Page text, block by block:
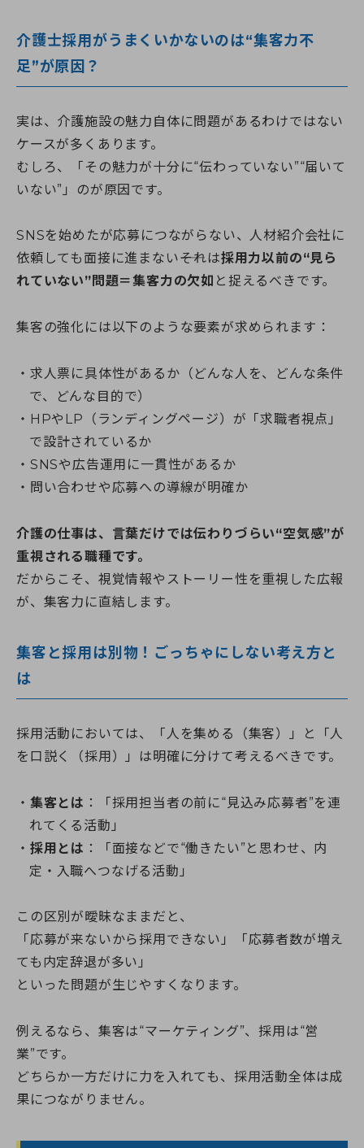
介護士採用がうまくいかないのは“集客力不
足”が原因？
実は、介護施設の魅力自体に問題があるわけではない
ケースが多くあります。
むしろ、「その魅力が十分に“伝わっていない”“届いて
いない”」のが原因です。
SNSを始めたが応募につながらない、人材紹介会社に
依頼しても面接に進まない――それは採用力以前の“見ら
れていない”問題＝集客力の欠如 と捉えるべきです。
集客の強化には以下のような要素が求められます：
求人票に具体性があるか（どんな人を、どんな条件
で、どんな目的で）
HPやLP（ランディングページ）が「求職者視点」
で設計されているか
SNSや広告運用に一貫性があるか
問い合わせや応募への導線が明確か
介護の仕事は、言葉だけでは伝わりづらい“空気感”が
重視される職種です。
だからこそ、視覚情報やストーリー性を重視した広報
が、集客力に直結します。
集客と採用は別物！ごっちゃにしない考え方と
は
採用活動においては、「人を集める（集客）」と「人
を口説く（採用）」は明確に分けて考えるべきです。
集客とは ：「採用担当者の前に“見込み応募者”を連
れてくる活動」
採用とは ：「面接などで“働きたい”と思わせ、内
定・入職へつなげる活動」
この区別が曖昧なままだと、
「応募が来ないから採用できない」「応募者数が増え
ても内定辞退が多い」
といった問題が生じやすくなります。
例えるなら、集客は“マーケティング”、採用は“営
業”です。
どちらか一方だけに力を入れても、採用活動全体は成
果につながりません。